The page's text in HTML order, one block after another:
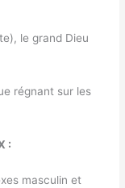
le grand Dieu
régnant sur les
:
masculin et